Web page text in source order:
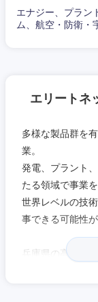
エナジー、プラン
ム、航空・防衛・
エリートネ
多様な製品群を
業。
発電、プラント
たる領域で事業を
世界レベルの技
事できる可能性
兵庫県の高砂製
中国・四
鳥取県